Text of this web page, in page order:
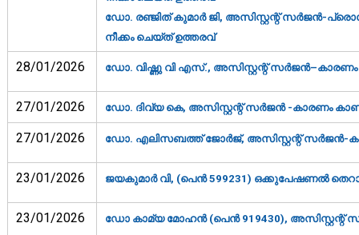
ഡോ. രഞ്ജിത് കുമാര്‍ ജി, അസിസ്റ്റന്റ് സര്‍ജന്‍-
നീക്കം ചെയ്ത് ഉത്തരവ്‌
28/01/2026 ഡോ. വിഷ്ണു വി എസ്., അസിസ്റ്റന്റ് സര്‍ജന്‍–കാരണം
27/01/2026 ഡോ. ദിവ്യ കെ, അസിസ്റ്റന്റ് സര്‍ജന്‍ -കാരണം
27/01/2026 ഡോ. എലിസബത്ത് ജോര്‍ജ്, അസിസ്റ്റന്റ്സര്‍ജന്‍-
23/01/2026 ജയകുമാര്‍ വി, (പെന്‍ 599231) ഒക്കുപേഷണല്‍
23/01/2026 ഡോ കാമ്യ മോഹൻ (പെൻ 919430), അസിസ്റ്റന്റ്